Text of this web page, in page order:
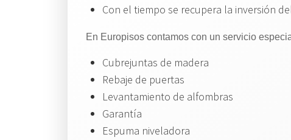
Con el tiempo se recupera la inversión
En Europisos contamos con un servicio
Cubrejuntas de madera
Rebaje de puertas
Levantamiento de alfombras
Garantía
Espuma niveladora